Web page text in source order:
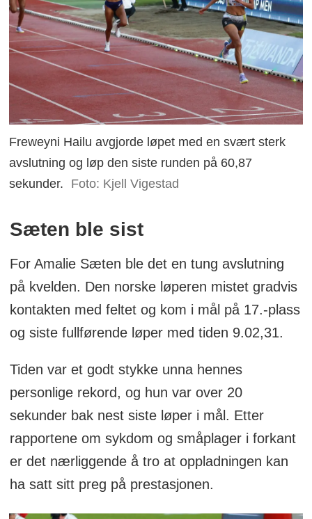
Freweyni Hailu avgjorde løpet med en svært sterk
avslutning og løp den siste runden på 60,87
sekunder.
Foto: Kjell Vigestad
Sæten ble sist
For Amalie Sæten ble det en tung avslutning
på kvelden. Den norske løperen mistet gradvis
kontakten med feltet og kom i mål på 17.-plass
og siste fullførende løper med tiden 9.02,31.
Tiden var et godt stykke unna hennes
personlige rekord, og hun var over 20
sekunder bak nest siste løper i mål. Etter
rapportene om sykdom og småplager i forkant
er det nærliggende å tro at oppladningen kan
ha satt sitt preg på prestasjonen.